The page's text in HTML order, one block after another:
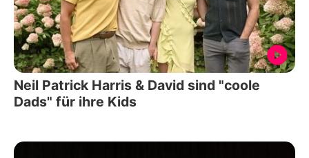
Neil Patrick Harris & David sind "coole
Dads" für ihre Kids